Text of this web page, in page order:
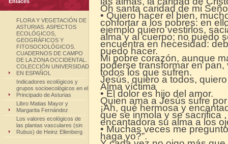
FLORA Y VEGETACIÓN DE
ASTURIAS. ASPECTOS
ECOLÓGICOS,
GEOGRÁFICOS Y
FITOSOCIOLÓGICOS.
CUADERNOS DE CAMPO
DE LA ZONA OCCIDENTAL.
COLECCIÓN UNIVERSIDAD
EN ESPAÑOL
Indicadores ecológicos y
grupos socioecológicos en el
Principado de Asturias
Libro Matias Mayor y
Margarita Fernández
Los valores ecológicos de
las plantas vasculares (sin
Rubus) de Heinz Ellenberg
Oh santa caridad de mi
• Quiero hacer el bien,
confortar a los pobres: en
ejemplo quiero vestirlos,
alma y al cuerpo; no puedo
encuentra en necesidad:
puedo hacer.
Mi pobre corazón, aunque
poderse transformar en
todos los que sufren.
Jesús, quiero a todos,
Alma víctima
• El dolor es hijo del amor.
Quien ama a Jesús sufre
¡Ah, qué hermosa y
que se inmola y se sacrifica
encantadora su alma a los
• Muchas veces me
haga yo?”.